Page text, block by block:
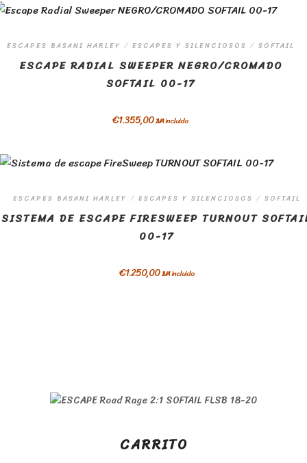
ESCAPES BASANI HARLEY / ESCAPES Y SILENCIOSOS / SOFTAIL
ESCAPE RADIAL SWEEPER NEGRO/CROMADO
SOFTAIL 00-17
€1.355,00IVA incluido
ESCAPES BASANI HARLEY / ESCAPES Y SILENCIOSOS / SOFTAIL
SISTEMA DE ESCAPE FIRESWEEP TURNOUT
00-17
€1.250,00IVA incluido
CARRITO